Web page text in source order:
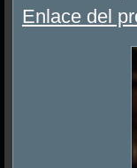
Enlace del